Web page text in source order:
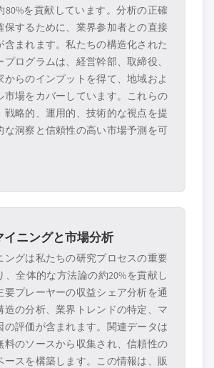
80%を貢献しています。分析の正確
保するために、業界参加者との直接
含まれます。私たちの構造化された
プログラムは、経営幹部、取締役、
からのインプットを得て、地域およ
市場をカバーしています。これらの
戦略的、運用的、技術的な視点を提
な洞察と信頼性の高い市場予測を可
イニングと市場分析
ングは私たちの研究プロセスの重要
、全体的な方法論の約20%を貢献し
要プレーヤーの収益シェア分析を通
造の分析、業界トレンドの特定、マ
の評価が含まれます。関連データは
料のソースから収集され、信頼性の
ースを構築します。この情報は、販